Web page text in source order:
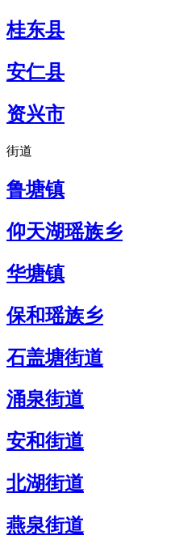
桂东县
安仁县
资兴市
街道
鲁塘镇
仰天湖瑶族乡
华塘镇
保和瑶族乡
石盖塘街道
涌泉街道
安和街道
北湖街道
燕泉街道